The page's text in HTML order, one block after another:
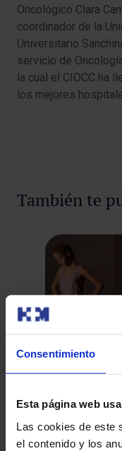
Consentimiento
Esta página web
Las cookies de este
el contenido y los
Oncológico Clara
coordinador de la
Universitario
servicio de
la cual el CIOCC ha
los mejores
También te
Los efectos de
Trastornos de
Los cambios
producidos por la
afectado de forma